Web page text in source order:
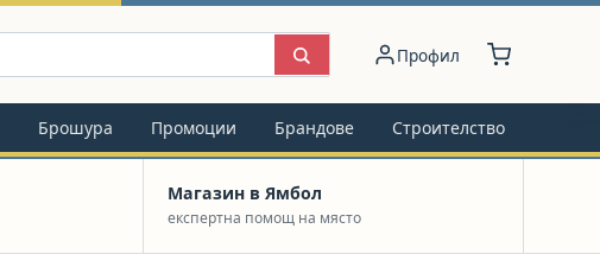
Профил
Брошура Промоции Брандове Строителство
Магазин в Ямбол
експертна помощ на място